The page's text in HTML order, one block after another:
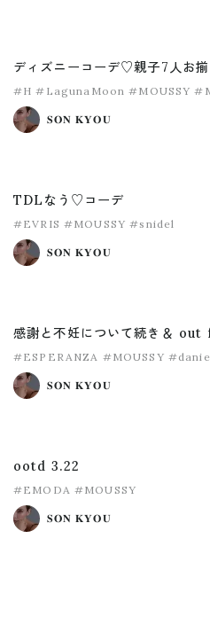
ディズニーコーデ♡親子7人お
#H #LagunaMoon #MOUSSY
𝐒𝐎𝐍 𝐊𝐘𝐎𝐔
TDLなう♡コーデ
#EVRIS #MOUSSY #snidel
𝐒𝐎𝐍 𝐊𝐘𝐎𝐔
感謝と不妊について続き＆
#ESPERANZA #MOUSSY
#snidel
𝐒𝐎𝐍 𝐊𝐘𝐎𝐔
ootd 3.22
#EMODA #MOUSSY
𝐒𝐎𝐍 𝐊𝐘𝐎𝐔